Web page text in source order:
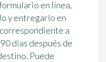
en línea,
yentregarlo en
correspondiente a
días después de
Puede